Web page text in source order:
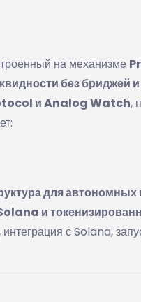
на механизме
без бриджей
и Analog Watch,
для автономных
и
с Solana,